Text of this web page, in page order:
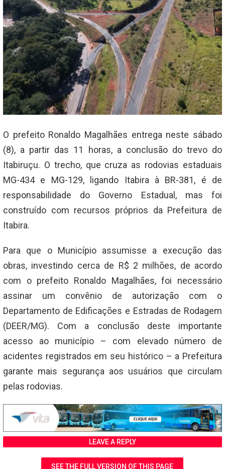
O prefeito Ronaldo Magalhães entrega neste sábado
(8), a partir das 11 horas, a conclusão do trevo do
Itabiruçu. O trecho, que cruza as rodovias estaduais
MG-434 e MG-129, ligando Itabira à BR-381, é de
responsabilidade do Governo Estadual, mas foi
construído com recursos próprios da Prefeitura de
Itabira.
Para que o Município assumisse a execução das
obras, investindo cerca de R$ 2 milhões, de acordo
com o prefeito Ronaldo Magalhães, foi necessário
assinar um convênio de autorização com o
Departamento de Edificações e Estradas de Rodagem
(DEER/MG). Com a conclusão deste importante
acesso ao município – com elevado número de
acidentes registrados em seu histórico – a Prefeitura
garante mais segurança aos usuários que circulam
pelas rodovias.
LEAVE A REPLY
SEE THE FULL VERSION OF THIS PAGE